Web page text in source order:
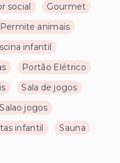
social
Gourmet
Permite animais
infantil
Portão Elétrico
Sala de jogos
Salao jogos
infantil
Sauna